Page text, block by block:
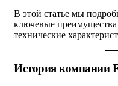
В этой статье мы
ключевые преимущества
технические
История компании